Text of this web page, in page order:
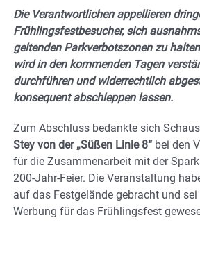
Die Verantwortlichen appellieren
Frühlingsfestbesucher, sich
geltenden Parkverbotszonen zu
wird in den kommenden Tagen
durchführen und widerrechtlich
konsequent abschleppen lassen.
Zum Abschluss bedankte sich
Stey von der „Süßen Linie 8“ bei den
für die Zusammenarbeit mit der
200-Jahr-Feier. Die Veranstaltung
auf das Festgelände gebracht und sei
Werbung für das Frühlingsfest